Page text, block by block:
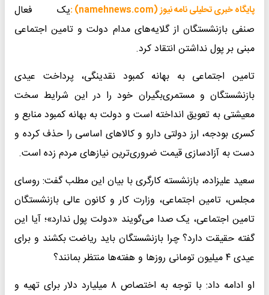
پایگاه خبری تحلیلی نامه نیوز (namehnews.com) :
یک فعال
صنفی بازنشستگان از گلایه‌های مدام دولت و تامین اجتماعی
مبنی بر پول نداشتن انتقاد کرد.
تامین اجتماعی به بهانه کمبود نقدینگی، پرداخت عیدی
بازنشستگان و مستمری‌بگیران خود را در این شرایط سخت
معیشتی به تعویق انداخته است و دولت به بهانه کمبود منابع و
کسری بودجه، ارز دولتی دارو و کالا‌های اساسی را حذف کرده و
دست به آزادسازی قیمت ضروری‌ترین نیاز‌های مردم زده است.
سعید علیزاده، بازنشسته کارگری با بیان این مطلب گفت: روسای
مجلس، تامین اجتماعی، وزارت کار و کانون عالی بازنشستگان
تامین اجتماعی، یک صدا می‌گویند «دولت پول ندارد»؛ آیا این
گفته حقیقت دارد؟ چرا بازنشستگان باید ریاضت بکشند و برای
عیدی ۴ میلیون تومانی روز‌ها و هفته‌ها منتظر بمانند؟
او ادامه داد: با توجه به اختصاص ۸ میلیارد دلار برای تهیه و